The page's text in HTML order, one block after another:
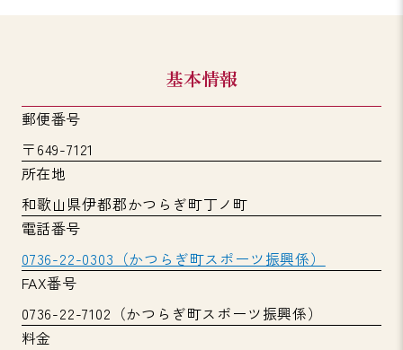
基本情報
郵便番号
〒649-7121
所在地
和歌山県伊都郡かつらぎ町丁ノ町
電話番号
0736-22-0303（かつらぎ町スポーツ振興係）
FAX番号
0736-22-7102（かつらぎ町スポーツ振興係）
料金